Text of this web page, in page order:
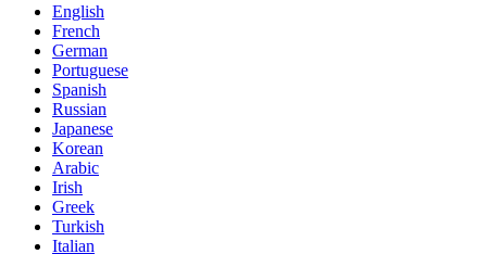
English
French
German
Portuguese
Spanish
Russian
Japanese
Korean
Arabic
Irish
Greek
Turkish
Italian